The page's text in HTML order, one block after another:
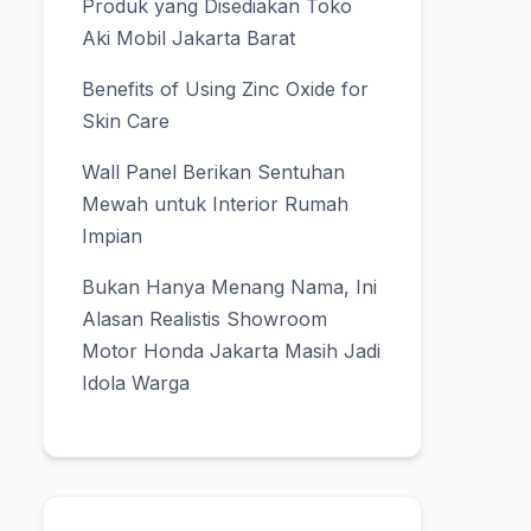
Produk yang Disediakan Toko
Aki Mobil Jakarta Barat
Benefits of Using Zinc Oxide for
Skin Care
Wall Panel Berikan Sentuhan
Mewah untuk Interior Rumah
Impian
Bukan Hanya Menang Nama, Ini
Alasan Realistis Showroom
Motor Honda Jakarta Masih Jadi
Idola Warga